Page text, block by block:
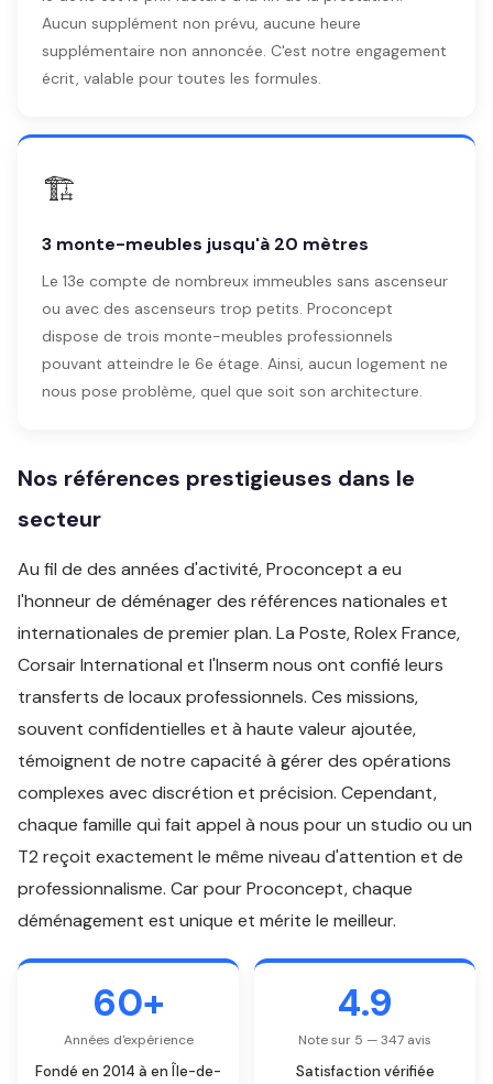
Aucun supplément non prévu, aucune heure
supplémentaire non annoncée. C'est notre engagement
écrit, valable pour toutes les formules.
🏗️
3 monte-meubles jusqu'à 20 mètres
Le 13e compte de nombreux immeubles sans ascenseur
ou avec des ascenseurs trop petits. Proconcept
dispose de trois monte-meubles professionnels
pouvant atteindre le 6e étage. Ainsi, aucun logement ne
nous pose problème, quel que soit son architecture.
Nos références prestigieuses dans le
secteur
Au fil de des années d'activité, Proconcept a eu
l'honneur de déménager des références nationales et
internationales de premier plan. La Poste, Rolex France,
Corsair International et l'Inserm nous ont confié leurs
transferts de locaux professionnels. Ces missions,
souvent confidentielles et à haute valeur ajoutée,
témoignent de notre capacité à gérer des opérations
complexes avec discrétion et précision. Cependant,
chaque famille qui fait appel à nous pour un studio ou un
T2 reçoit exactement le même niveau d'attention et de
professionnalisme. Car pour Proconcept, chaque
déménagement est unique et mérite le meilleur.
60+
Années d'expérience
Fondé en 2014 à en Île-de-
4.9
Note sur 5 — 347 avis
Satisfaction vérifiée